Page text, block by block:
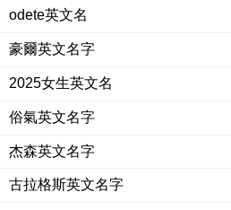
odete英文名
豪爾英文名字
2025女生英文名
俗氣英文名字
杰森英文名字
古拉格斯英文名字